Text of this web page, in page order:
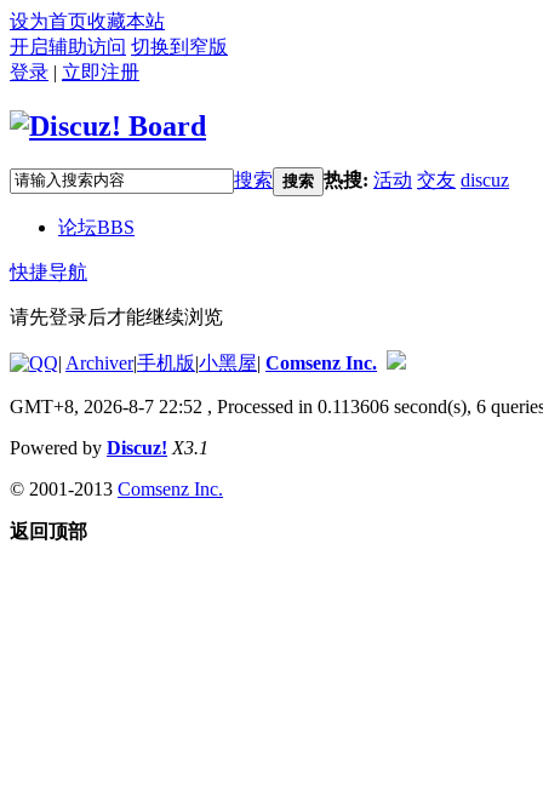
设为首页收藏本站
开启辅助访问 切换到窄版
登录 | 立即注册
搜索 搜索 热搜: 活动 交友 discuz
论坛BBS
快捷导航
请先登录后才能继续浏览
| Archiver|手机版|小黑屋| Comsenz Inc.
GMT+8, 2026-8-7 22:52 , Processed in 0.113606 second(s), 6
Powered by Discuz! X3.1
© 2001-2013 Comsenz Inc.
返回顶部